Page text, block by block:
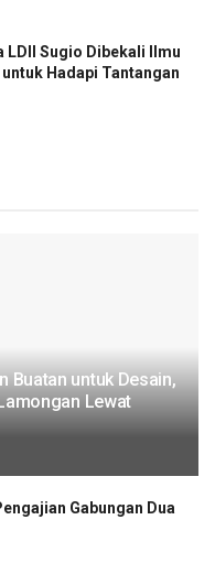
LDII Sugio Dibekali Ilmu
Hadapi Tantangan
Buatan untuk Desain,
Lewat
Gabungan Dua